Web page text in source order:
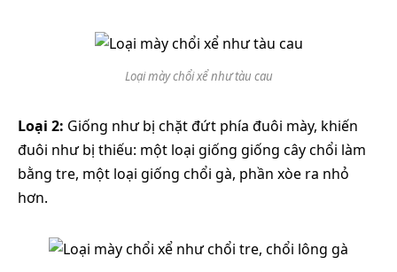
Loại mày chổi xể như tàu cau
Loại 2: Giống như bị chặt đứt phía đuôi mày, khiến
đuôi như bị thiếu: một loại giống giống cây chổi làm
bằng tre, một loại giống chổi gà, phần xòe ra nhỏ
hơn.